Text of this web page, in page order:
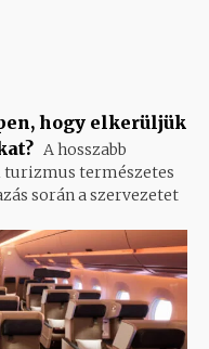
hogy elkerüljük
A hosszabb
természetes
során a szervezetet